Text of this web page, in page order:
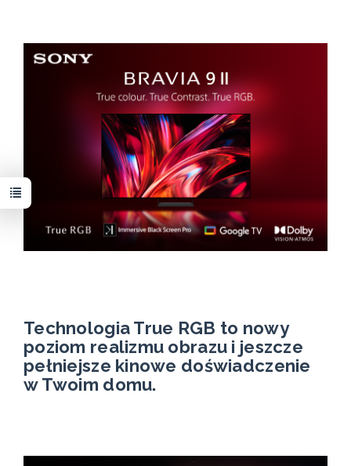
Technologia True RGB to nowy
poziom realizmu obrazu i jeszcze
pełniejsze kinowe doświadczenie
w Twoim domu.